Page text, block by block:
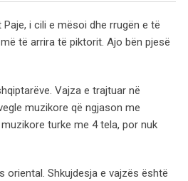
i cili e mësoi dhe rrugën e të
të arrira të piktorit. Ajo bën pjesë
Vajza e trajtuar në
muzikore që ngjason me
turke me 4 tela, por nuk
Shkujdesja e vajzës është